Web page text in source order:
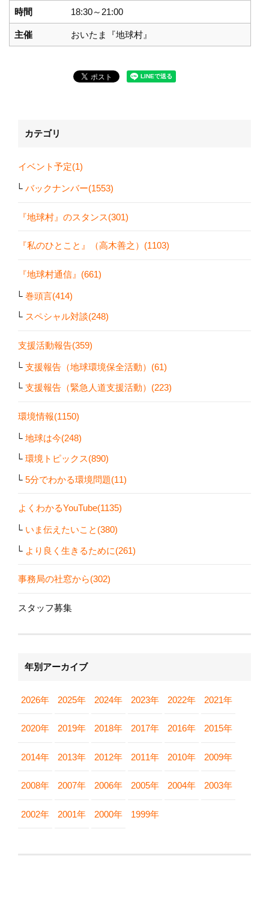
時間 18:30～21:00
主催 おいたま『地球村』
カテゴリ
イベント予定(1)
バックナンバー(1553)
『地球村』のスタンス(301)
『私のひとこと』（高木善之）(1103)
『地球村通信』(661)
巻頭言(414)
スペシャル対談(248)
支援活動報告(359)
支援報告（地球環境保全活動）(61)
支援報告（緊急人道支援活動）(223)
環境情報(1150)
地球は今(248)
環境トピックス(890)
5分でわかる環境問題(11)
よくわかるYouTube(1135)
いま伝えたいこと(380)
より良く生きるために(261)
事務局の社窓から(302)
スタッフ募集
年別アーカイブ
2026年 2025年 2024年 2023年 2022年 2021年
2020年 2019年 2018年 2017年 2016年 2015年
2014年 2013年 2012年 2011年 2010年 2009年
2008年 2007年 2006年 2005年 2004年 2003年
2002年 2001年 2000年 1999年